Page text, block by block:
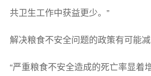
共卫生工作中获益更少。”
解决粮食不安全问题的政策有可能减
“严重粮食不安全造成的死亡率显着